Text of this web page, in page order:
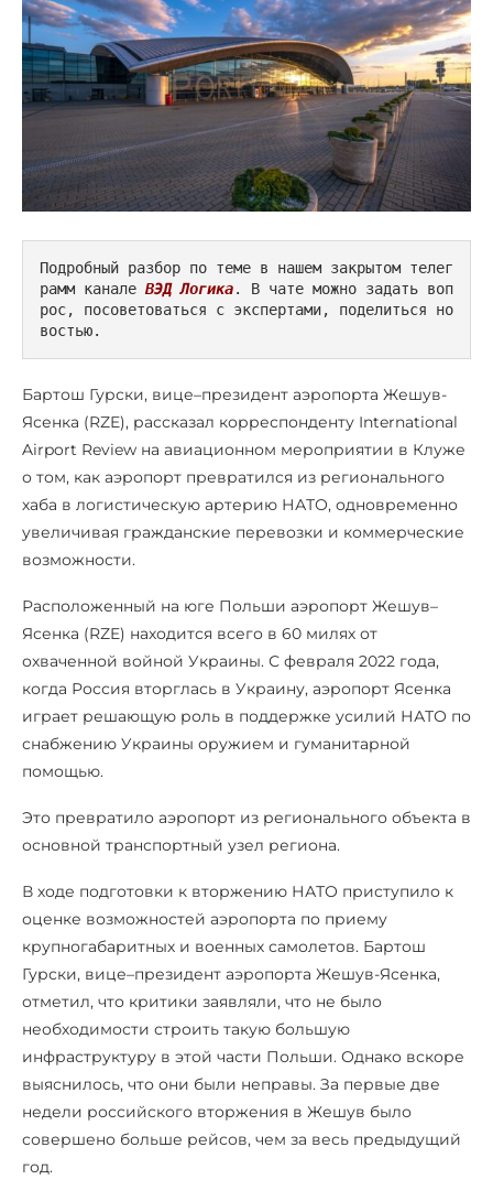
Подробный разбор по теме в нашем закрытом телег
рамм канале ВЭД Логика. В чате можно задать воп
рос, посоветоваться с экспертами, поделиться но
востью.
Бартош Гурски, вице–президент аэропорта Жешув-
Ясенка (RZE), рассказал корреспонденту International
Airport Review на авиационном мероприятии в Клуже
о том, как аэропорт превратился из регионального
хаба в логистическую артерию НАТО, одновременно
увеличивая гражданские перевозки и коммерческие
возможности.
Расположенный на юге Польши аэропорт Жешув–
Ясенка (RZE) находится всего в 60 милях от
охваченной войной Украины. С февраля 2022 года,
когда Россия вторглась в Украину, аэропорт Ясенка
играет решающую роль в поддержке усилий НАТО по
снабжению Украины оружием и гуманитарной
помощью.
Это превратило аэропорт из регионального объекта в
основной транспортный узел региона.
В ходе подготовки к вторжению НАТО приступило к
оценке возможностей аэропорта по приему
крупногабаритных и военных самолетов. Бартош
Гурски, вице–президент аэропорта Жешув-Ясенка,
отметил, что критики заявляли, что не было
необходимости строить такую большую
инфраструктуру в этой части Польши. Однако вскоре
выяснилось, что они были неправы. За первые две
недели российского вторжения в Жешув было
совершено больше рейсов, чем за весь предыдущий
год.